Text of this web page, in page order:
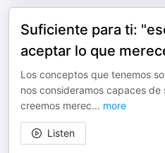
Suficiente para ti:
aceptar lo que
Los conceptos que tenemos
nos consideramos capaces de
creemos merec... more
Listen